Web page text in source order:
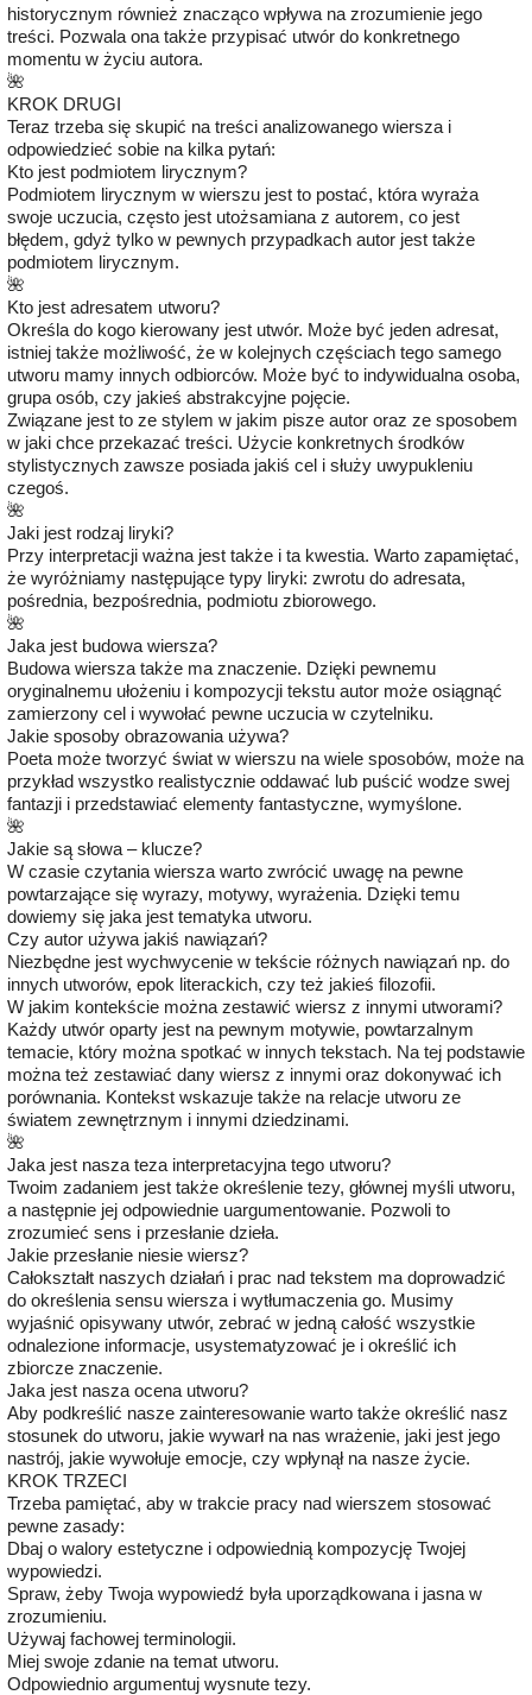
historycznym również znacząco wpływa na zrozumienie jego
treści. Pozwala ona także przypisać utwór do konkretnego
momentu w życiu autora.
🌺
KROK DRUGI
Teraz trzeba się skupić na treści analizowanego wiersza i
odpowiedzieć sobie na kilka pytań:
Kto jest podmiotem lirycznym?
Podmiotem lirycznym w wierszu jest to postać, która wyraża
swoje uczucia, często jest utożsamiana z autorem, co jest
błędem, gdyż tylko w pewnych przypadkach autor jest także
podmiotem lirycznym.
🌺
Kto jest adresatem utworu?
Określa do kogo kierowany jest utwór. Może być jeden adresat,
istniej także możliwość, że w kolejnych częściach tego samego
utworu mamy innych odbiorców. Może być to indywidualna osoba,
grupa osób, czy jakieś abstrakcyjne pojęcie.
Związane jest to ze stylem w jakim pisze autor oraz ze sposobem
w jaki chce przekazać treści. Użycie konkretnych środków
stylistycznych zawsze posiada jakiś cel i służy uwypukleniu
czegoś.
🌺
Jaki jest rodzaj liryki?
Przy interpretacji ważna jest także i ta kwestia. Warto zapamiętać,
że wyróżniamy następujące typy liryki: zwrotu do adresata,
pośrednia, bezpośrednia, podmiotu zbiorowego.
🌺
Jaka jest budowa wiersza?
Budowa wiersza także ma znaczenie. Dzięki pewnemu
oryginalnemu ułożeniu i kompozycji tekstu autor może osiągnąć
zamierzony cel i wywołać pewne uczucia w czytelniku.
Jakie sposoby obrazowania używa?
Poeta może tworzyć świat w wierszu na wiele sposobów, może na
przykład wszystko realistycznie oddawać lub puścić wodze swej
fantazji i przedstawiać elementy fantastyczne, wymyślone.
🌺
Jakie są słowa – klucze?
W czasie czytania wiersza warto zwrócić uwagę na pewne
powtarzające się wyrazy, motywy, wyrażenia. Dzięki temu
dowiemy się jaka jest tematyka utworu.
Czy autor używa jakiś nawiązań?
Niezbędne jest wychwycenie w tekście różnych nawiązań np. do
innych utworów, epok literackich, czy też jakieś filozofii.
W jakim kontekście można zestawić wiersz z innymi utworami?
Każdy utwór oparty jest na pewnym motywie, powtarzalnym
temacie, który można spotkać w innych tekstach. Na tej podstawie
można też zestawiać dany wiersz z innymi oraz dokonywać ich
porównania. Kontekst wskazuje także na relacje utworu ze
światem zewnętrznym i innymi dziedzinami.
🌺
Jaka jest nasza teza interpretacyjna tego utworu?
Twoim zadaniem jest także określenie tezy, głównej myśli utworu,
a następnie jej odpowiednie uargumentowanie. Pozwoli to
zrozumieć sens i przesłanie dzieła.
Jakie przesłanie niesie wiersz?
Całokształt naszych działań i prac nad tekstem ma doprowadzić
do określenia sensu wiersza i wytłumaczenia go. Musimy
wyjaśnić opisywany utwór, zebrać w jedną całość wszystkie
odnalezione informacje, usystematyzować je i określić ich
zbiorcze znaczenie.
Jaka jest nasza ocena utworu?
Aby podkreślić nasze zainteresowanie warto także określić nasz
stosunek do utworu, jakie wywarł na nas wrażenie, jaki jest jego
nastrój, jakie wywołuje emocje, czy wpłynął na nasze życie.
KROK TRZECI
Trzeba pamiętać, aby w trakcie pracy nad wierszem stosować
pewne zasady:
Dbaj o walory estetyczne i odpowiednią kompozycję Twojej
wypowiedzi.
Spraw, żeby Twoja wypowiedź była uporządkowana i jasna w
zrozumieniu.
Używaj fachowej terminologii.
Miej swoje zdanie na temat utworu.
Odpowiednio argumentuj wysnute tezy.